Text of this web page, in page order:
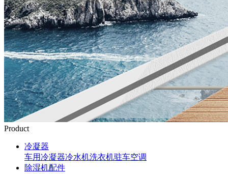
Product
冷凝器
车用冷凝器冷水机洗衣机驻车空调
除湿机配件